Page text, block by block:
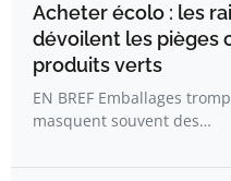
Acheter écolo : les
dévoilent les pièges
produits verts
EN BREF Emballages
masquent souvent des…